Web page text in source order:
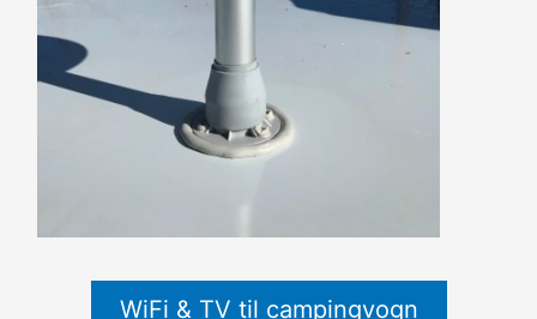
WiFi & TV til campingvogn